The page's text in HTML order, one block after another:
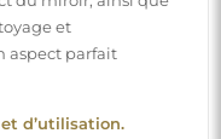
et
aspect parfait
d’utilisation.